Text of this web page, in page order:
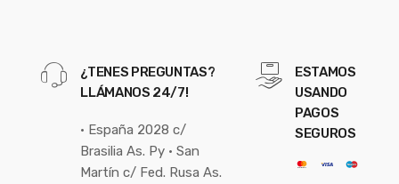
¿TENES PREGUNTAS?
LLÁMANOS 24/7!
• España 2028 c/
Brasilia As. Py • San
Martín c/ Fed. Rusa As.
ESTAMOS
USANDO
PAGOS
SEGUROS